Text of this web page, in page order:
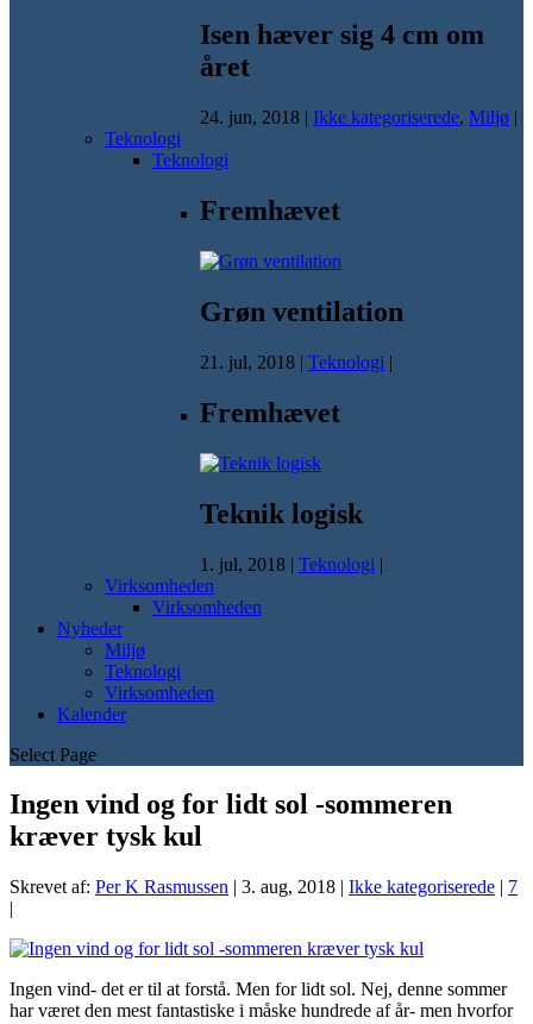
Isen hæver sig 4 cm om
året
24. jun, 2018 | Ikke kategoriserede, Miljø |
Teknologi
Teknologi
Fremhævet
Grøn ventilation
21. jul, 2018 | Teknologi |
Fremhævet
Teknik logisk
1. jul, 2018 | Teknologi |
Virksomheden
Virksomheden
Nyheder
Miljø
Teknologi
Virksomheden
Kalender
Select Page
Ingen vind og for lidt sol -sommeren
kræver tysk kul
Skrevet af: Per K Rasmussen | 3. aug, 2018 | Ikke kategoriserede | 7
|
Ingen vind- det er til at forstå. Men for lidt sol. Nej, denne sommer
har været den mest fantastiske i måske hundrede af år- men hvorfor